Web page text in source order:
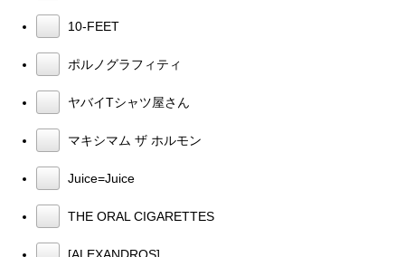
10-FEET
ポルノグラフィティ
ヤバイTシャツ屋さん
マキシマム ザ ホルモン
Juice=Juice
THE ORAL CIGARETTES
[ALEXANDROS]